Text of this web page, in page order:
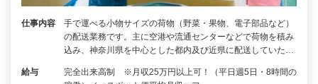
仕事内容
手で運べる小物サイズの荷物（野菜・果物、電子部品など）
の配送業務です。主に空港や流通センターなどで荷物を積み
込み、神奈川県を中心とした都内及び近県に配送していた…
給与
完全出来高制 ※月収25万円以上可！（平日週5日・8時間の